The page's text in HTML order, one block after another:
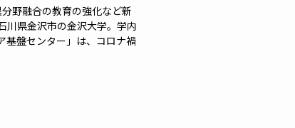
野融合の教育の強化など新
川県金沢市の金沢大学。学内
基盤センター」は、コロナ禍